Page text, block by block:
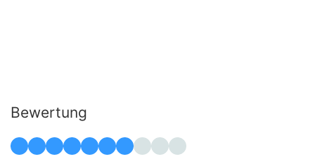
Bewertung